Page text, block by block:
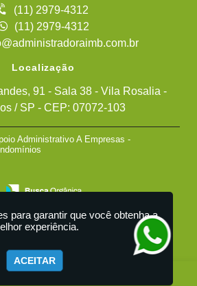
(11) 2979-4312
(11) 2979-4312
Localização
91 - Sala 38 - Vila Rosalia -
/ SP - CEP: 07072-103
Administrativo A Empresas -
para garantir que você obtenha a
experiência.
ACEITAR